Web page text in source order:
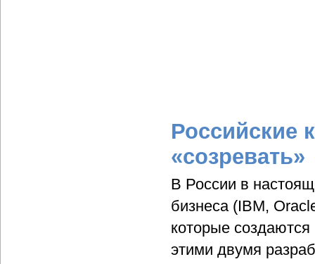
Российские
«созревать»
В России в
бизнеса (IBM,
которые
этими двумя